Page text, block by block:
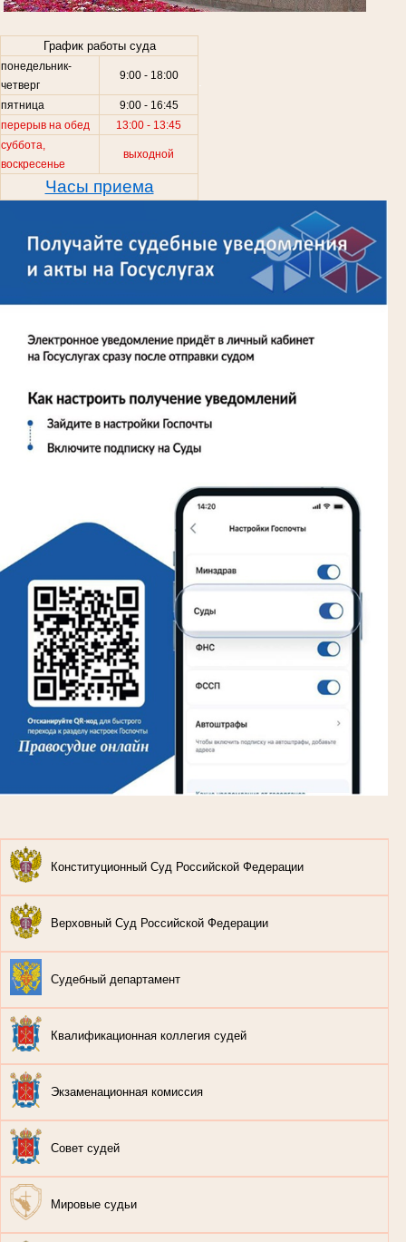
График работы суда
понедельник-
четверг
9:00 - 18:00
пятница
9:00 - 16:45
перерыв на обед
13:00 - 13:45
суббота,
воскресенье
выходной
Часы приема
Конституционный Суд Российской Федерации
Верховный Суд Российской Федерации
Судебный департамент
Квалификационная коллегия судей
Экзаменационная комиссия
Совет судей
Мировые судьи